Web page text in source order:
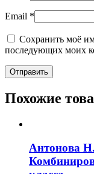
Email *
Сохранить моё
последующих моих
Похожие
Антонова